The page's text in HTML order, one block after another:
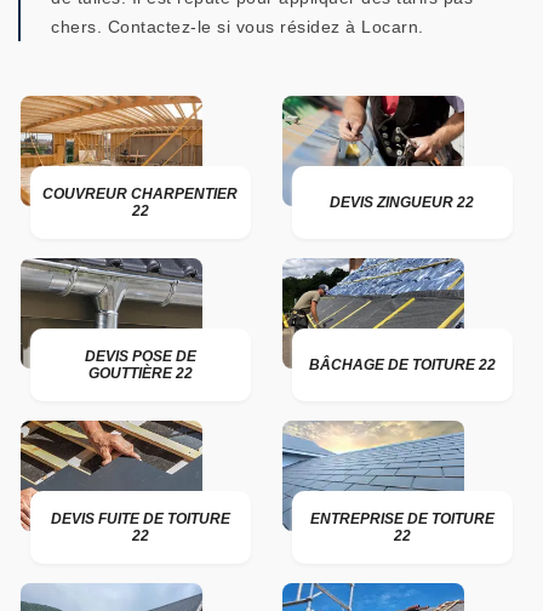
chers. Contactez-le si vous résidez à Locarn.
COUVREUR CHARPENTIER
22
DEVIS ZINGUEUR 22
DEVIS POSE DE
GOUTTIÈRE 22
BÂCHAGE DE TOITURE 22
DEVIS FUITE DE TOITURE
22
ENTREPRISE DE TOITURE
22